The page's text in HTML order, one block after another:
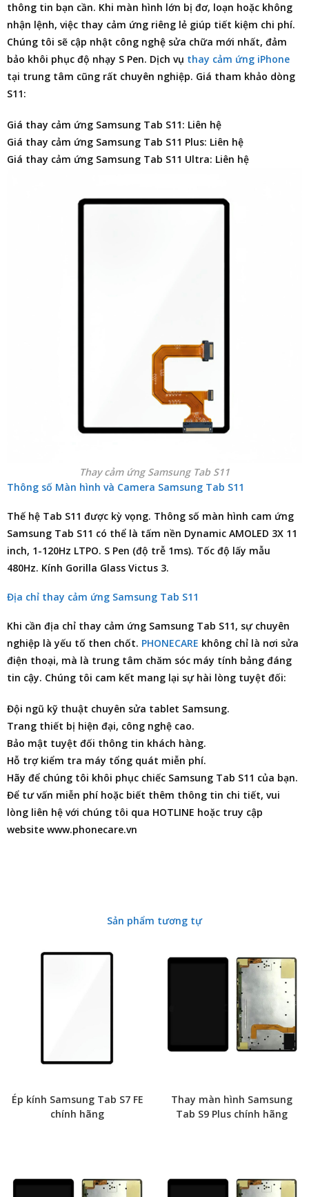
thông tin bạn cần. Khi màn hình lớn bị đơ, loạn hoặc không
nhận lệnh, việc thay cảm ứng riêng lẻ giúp tiết kiệm chi phí.
Chúng tôi sẽ cập nhật công nghệ sửa chữa mới nhất, đảm
bảo khôi phục độ nhạy S Pen. Dịch vụ thay cảm ứng iPhone
tại trung tâm cũng rất chuyên nghiệp. Giá tham khảo dòng
S11:
Giá thay cảm ứng Samsung Tab S11: Liên hệ
Giá thay cảm ứng Samsung Tab S11 Plus: Liên hệ
Giá thay cảm ứng Samsung Tab S11 Ultra: Liên hệ
Thay cảm ứng Samsung Tab S11
Thông số Màn hình và Camera Samsung Tab S11
Thế hệ Tab S11 được kỳ vọng. Thông số màn hình cam ứng
Samsung Tab S11 có thể là tấm nền Dynamic AMOLED 3X 11
inch, 1-120Hz LTPO. S Pen (độ trễ 1ms). Tốc độ lấy mẫu
480Hz. Kính Gorilla Glass Victus 3.
Địa chỉ thay cảm ứng Samsung Tab S11
Khi cần địa chỉ thay cảm ứng Samsung Tab S11, sự chuyên
nghiệp là yếu tố then chốt. PHONECARE không chỉ là nơi sửa
điện thoại, mà là trung tâm chăm sóc máy tính bảng đáng
tin cậy. Chúng tôi cam kết mang lại sự hài lòng tuyệt đối:
Đội ngũ kỹ thuật chuyên sửa tablet Samsung.
Trang thiết bị hiện đại, công nghệ cao.
Bảo mật tuyệt đối thông tin khách hàng.
Hỗ trợ kiểm tra máy tổng quát miễn phí.
Hãy để chúng tôi khôi phục chiếc Samsung Tab S11 của bạn.
Để tư vấn miễn phí hoặc biết thêm thông tin chi tiết, vui
lòng liên hệ với chúng tôi qua HOTLINE hoặc truy cập
website www.phonecare.vn
Sản phẩm tương tự
Ép kính Samsung Tab S7 FE
chính hãng
Thay màn hình Samsung
Tab S9 Plus chính hãng